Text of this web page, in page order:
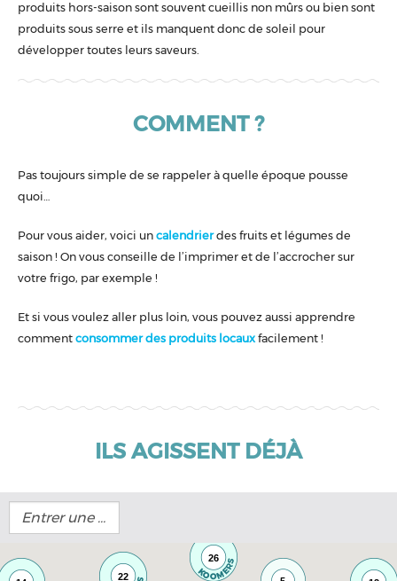
produits hors-saison sont souvent cueillis non mûrs ou bien sont
produits sous serre et ils manquent donc de soleil pour
développer toutes leurs saveurs.
COMMENT ?
Pas toujours simple de se rappeler à quelle époque pousse
quoi…
Pour vous aider, voici un calendrier des fruits et légumes de
saison ! On vous conseille de l’imprimer et de l’accrocher sur
votre frigo, par exemple !
Et si vous voulez aller plus loin, vous pouvez aussi apprendre
comment consommer des produits locauxfacilement !
ILS AGISSENT DÉJÀ
22
26